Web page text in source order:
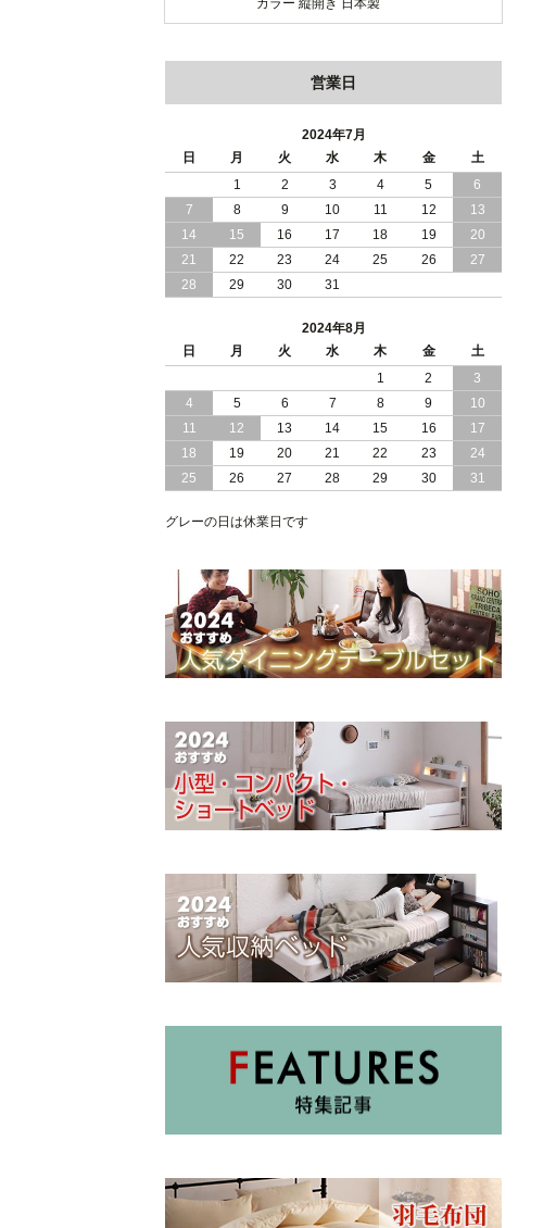
ワイトカラー 縦開き 日本製
全長190cm ショート丈 コンパクト 大容
量 収納力 の 跳ね上げ （ リフトアップ
） 式 ベッド 横開き 日本製
2024/05/27
日本製 大容量 収納 跳ね上げ式 リフト
アップ 横開き ヘッドボードレス ベッド
組立設置サービス付
2024/05/21
日本製 大容量 収納 跳ね上げ式 リフト
組立設置付
日本製 大容量 収納 跳ね上げ式 （ リフ
トアップ ） ベッド 横開き ヘッドボー
ド 組立設置 付き
2024/04/25
日本製 収納 跳ね上げ式 リフトアップ
ベッド 縦開き ヘッドボード 組立設置サ
営業日
2024年7月
日
月 火 水 木 金
土
1
2 3 4 5
6
7
8 9 10 11 12
13
14
15 16 17 18 19
20
21
22 23 24 25 26
27
28
29 30 31
2024年8月
日
月 火 水 木 金
土
1
2
3
4
5 6 7 8 9
10
11
12 13 14 15 16
17
18
19 20 21 22 23
24
25
26 27 28 29 30 31
グレーの日は休業日です